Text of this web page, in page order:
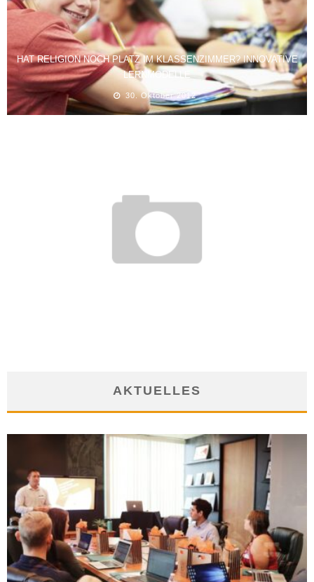
HAT RELIGION NOCH PLATZ IM KLASSENZIMMER? INNOVATIVE
LERNMODELLE
30. Oktober 2012
AKTUELLES